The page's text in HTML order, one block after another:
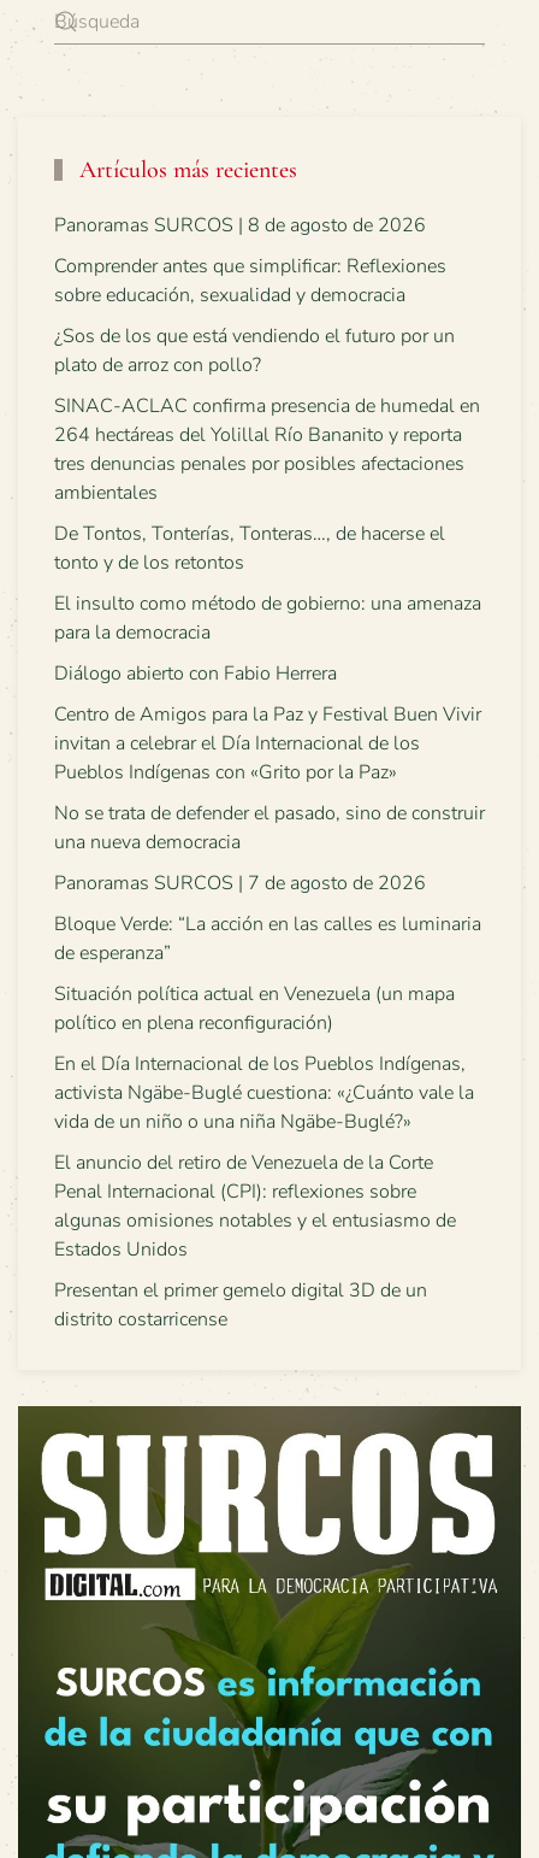
Artículos más recientes
Panoramas SURCOS | 8 de agosto de 2026
Comprender antes que simplificar: Reflexiones
sobre educación, sexualidad y democracia
¿Sos de los que está vendiendo el futuro por un
plato de arroz con pollo?
SINAC-ACLAC confirma presencia de humedal en
264 hectáreas del Yolillal Río Bananito y reporta
tres denuncias penales por posibles afectaciones
ambientales
De Tontos, Tonterías, Tonteras…, de hacerse el
tonto y de los retontos
El insulto como método de gobierno: una amenaza
para la democracia
Diálogo abierto con Fabio Herrera
Centro de Amigos para la Paz y Festival Buen Vivir
invitan a celebrar el Día Internacional de los
Pueblos Indígenas con «Grito por la Paz»
No se trata de defender el pasado, sino de construir
una nueva democracia
Panoramas SURCOS | 7 de agosto de 2026
Bloque Verde: “La acción en las calles es luminaria
de esperanza”
Situación política actual en Venezuela (un mapa
político en plena reconfiguración)
En el Día Internacional de los Pueblos Indígenas,
activista Ngäbe-Buglé cuestiona: «¿Cuánto vale la
vida de un niño o una niña Ngäbe-Buglé?»
El anuncio del retiro de Venezuela de la Corte
Penal Internacional (CPI): reflexiones sobre
algunas omisiones notables y el entusiasmo de
Estados Unidos
Presentan el primer gemelo digital 3D de un
distrito costarricense